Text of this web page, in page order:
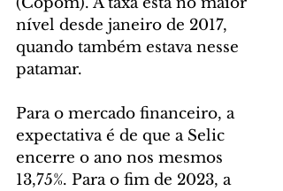
nível desde janeiro de 2017,
quando também estava nesse
patamar.
Para o mercado financeiro, a
expectativa é de que a Selic
encerre o ano nos mesmos
13,75%. Para o fim de 2023, a